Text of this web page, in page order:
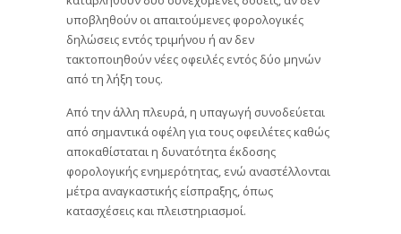
υποβληθούν οι απαιτούμενες φορολογικές
δηλώσεις εντός τριμήνου ή αν δεν
τακτοποιηθούν νέες οφειλές εντός δύο μηνών
από τη λήξη τους.
Από την άλλη πλευρά, η υπαγωγή συνοδεύεται
από σημαντικά οφέλη για τους οφειλέτες καθώς
αποκαθίσταται η δυνατότητα έκδοσης
φορολογικής ενημερότητας, ενώ αναστέλλονται
μέτρα αναγκαστικής είσπραξης, όπως
κατασχέσεις και πλειστηριασμοί.